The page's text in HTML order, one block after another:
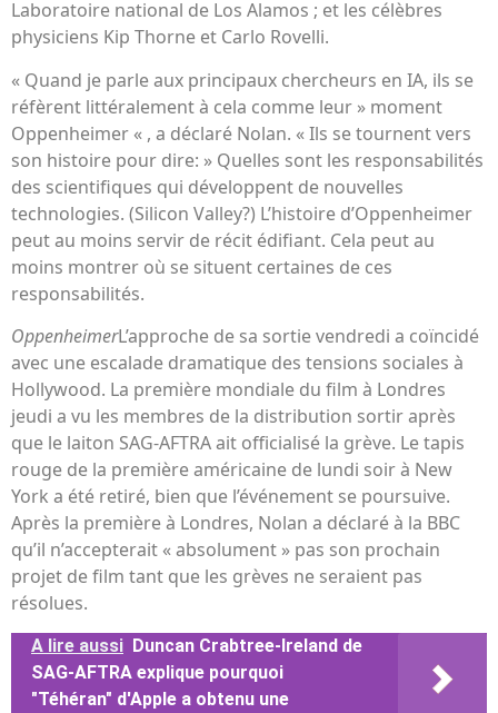
Laboratoire national de Los Alamos ; et les célèbres
physiciens Kip Thorne et Carlo Rovelli.
« Quand je parle aux principaux chercheurs en IA, ils se
réfèrent littéralement à cela comme leur » moment
Oppenheimer « , a déclaré Nolan. « Ils se tournent vers
son histoire pour dire: » Quelles sont les responsabilités
des scientifiques qui développent de nouvelles
technologies. (Silicon Valley?) L’histoire d’Oppenheimer
peut au moins servir de récit édifiant. Cela peut au
moins montrer où se situent certaines de ces
responsabilités.
OppenheimerL’approche de sa sortie vendredi a coïncidé
avec une escalade dramatique des tensions sociales à
Hollywood. La première mondiale du film à Londres
jeudi a vu les membres de la distribution sortir après
que le laiton SAG-AFTRA ait officialisé la grève. Le tapis
rouge de la première américaine de lundi soir à New
York a été retiré, bien que l’événement se poursuive.
Après la première à Londres, Nolan a déclaré à la BBC
qu’il n’accepterait « absolument » pas son prochain
projet de film tant que les grèves ne seraient pas
résolues.
A lire aussi Duncan Crabtree-Ireland de
SAG-AFTRA explique pourquoi
"Téhéran" d'Apple a obtenu une